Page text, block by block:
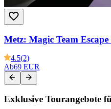
Metz: Magic Team Escape
4.5(2)
Ab69 EUR
Exklusive Tourangebote